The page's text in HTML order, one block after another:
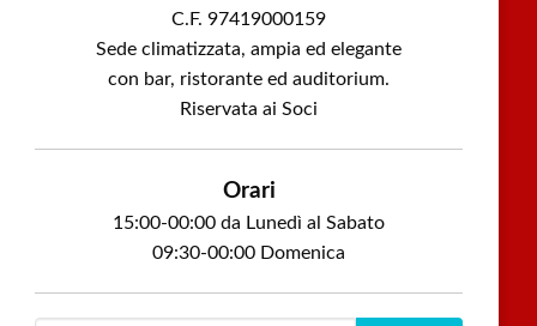
C.F. 97419000159
Sede climatizzata, ampia ed elegante
con bar, ristorante ed auditorium.
Riservata ai Soci
Orari
15:00-00:00 da Lunedì al Sabato
09:30-00:00 Domenica